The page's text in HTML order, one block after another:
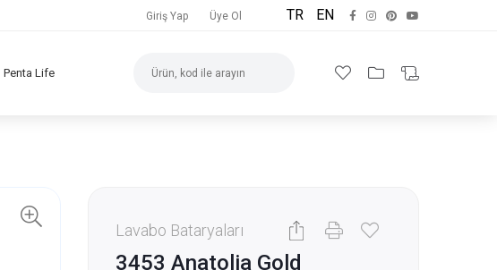
Giriş Yap Üye Ol TR EN
Penta Life
Lavabo Bataryaları
3453 Anatolia Gold